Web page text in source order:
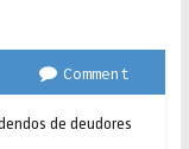
Comment
de deudores